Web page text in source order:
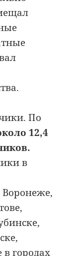
По
12,4
в
городах